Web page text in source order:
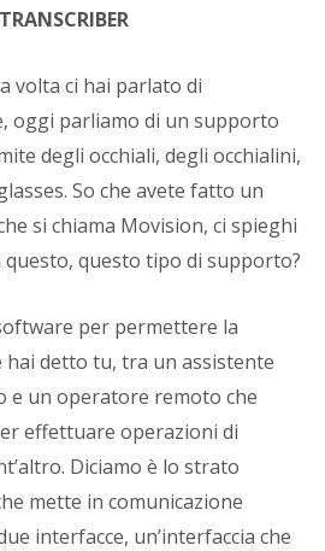
volta ci hai parlato di
oggi parliamo di un supporto
degli occhiali, degli occhialini,
So che avete fatto un
si chiama Movision, ci spieghi
questo tipo di supporto?
per permettere la
hai detto tu, tra un assistente
e un operatore remoto che
effettuare operazioni di
Diciamo è lo strato
mette in comunicazione
interfacce, un’interfaccia che